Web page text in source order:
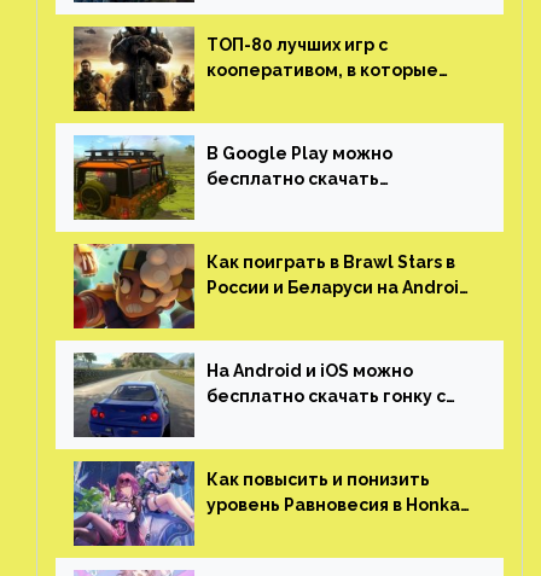
трейлер и скриншоты
ТОП-80 лучших игр с
кооперативом, в которые
(никаких MMO)
В Google Play можно
бесплатно скачать
открытым миром, прокачкой,
гонками и тюнингом машины
Как поиграть в Brawl Stars в
России и Беларуси на Android
На Android и iOS можно
бесплатно скачать гонку с
который больше, чем в
Skyrim и GTA: San Andreas
Как повысить и понизить
уровень Равновесия в Honkai: